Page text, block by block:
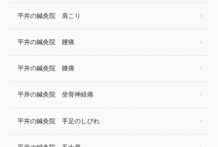
平井の鍼灸院 肩こり
平井の鍼灸院 腰痛
平井の鍼灸院 膝痛
平井の鍼灸院 坐骨神経痛
平井の鍼灸院 手足のしびれ